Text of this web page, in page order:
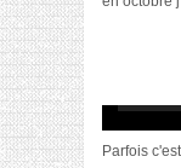
Parfois